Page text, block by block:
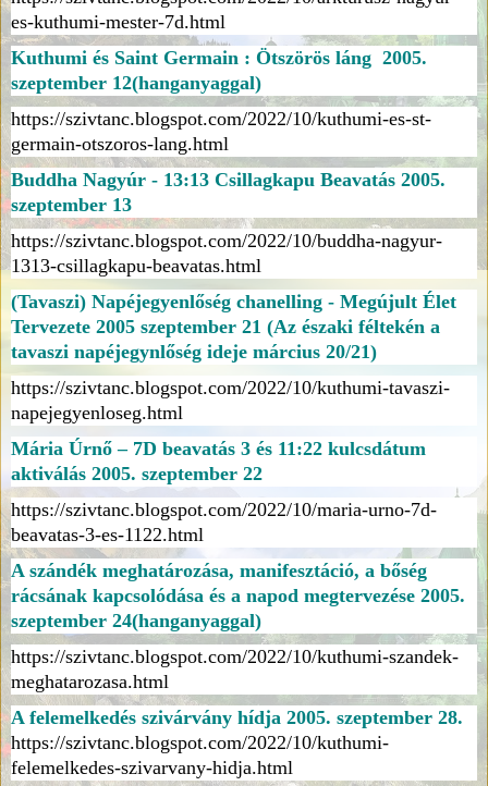
es-kuthumi-mester-7d.html
Kuthumi és Saint Germain : Ötszörös láng 2005.
szeptember 12(hanganyaggal)
https://szivtanc.blogspot.com/2022/10/kuthumi-es-st-
germain-otszoros-lang.html
Buddha Nagyúr - 13:13 Csillagkapu Beavatás 2005.
szeptember 13
https://szivtanc.blogspot.com/2022/10/buddha-nagyur-
1313-csillagkapu-beavatas.html
(Tavaszi) Napéjegyenlőség chanelling - Megújult Élet
Tervezete 2005 szeptember 21 (Az északi féltekén a
tavaszi napéjegynlőség ideje március 20/21)
https://szivtanc.blogspot.com/2022/10/kuthumi-tavaszi-
napejegyenloseg.html
Mária Úrnő – 7D beavatás 3 és 11:22 kulcsdátum
aktiválás 2005. szeptember 22
https://szivtanc.blogspot.com/2022/10/maria-urno-7d-
beavatas-3-es-1122.html
A szándék meghatározása, manifesztáció, a bőség
rácsának kapcsolódása és a napod megtervezése 2005.
szeptember 24(hanganyaggal)
https://szivtanc.blogspot.com/2022/10/kuthumi-szandek-
meghatarozasa.html
A felemelkedés szivárvány hídja 2005. szeptember 28.
https://szivtanc.blogspot.com/2022/10/kuthumi-
felemelkedes-szivarvany-hidja.html